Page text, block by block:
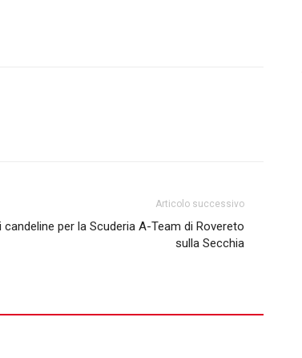
Articolo successivo
candeline per la Scuderia A-Team di Rovereto
sulla Secchia